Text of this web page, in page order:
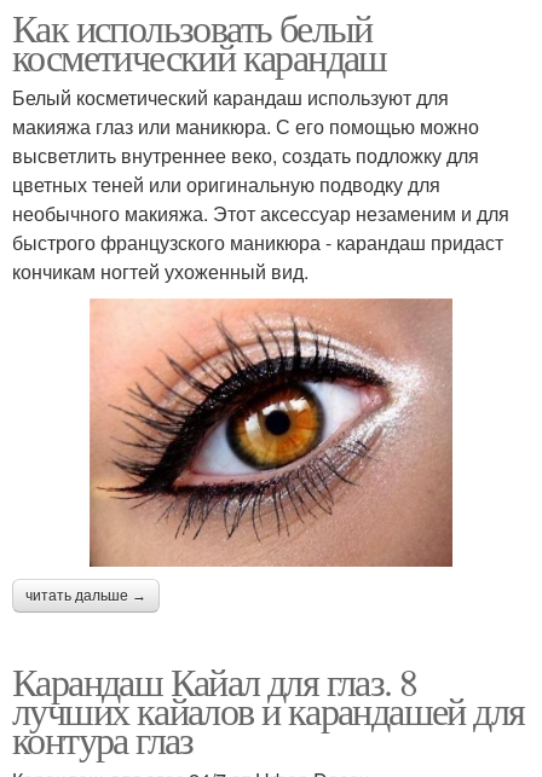
Как использовать белый
косметический карандаш
Белый косметический карандаш используют для
макияжа глаз или маникюра. С его помощью можно
высветлить внутреннее веко, создать подложку для
цветных теней или оригинальную подводку для
необычного макияжа. Этот аксессуар незаменим и для
быстрого французского маникюра - карандаш придаст
кончикам ногтей ухоженный вид.
читать дальше →
Карандаш Кайал для глаз. 8
лучших кайалов и карандашей для
контура глаз